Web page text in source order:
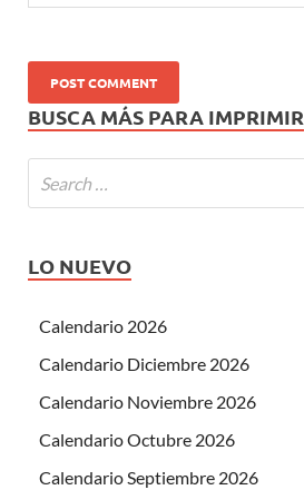
BUSCA MÁS PARA IMPRIMIR
LO NUEVO
Calendario 2026
Calendario Diciembre 2026
Calendario Noviembre 2026
Calendario Octubre 2026
Calendario Septiembre 2026